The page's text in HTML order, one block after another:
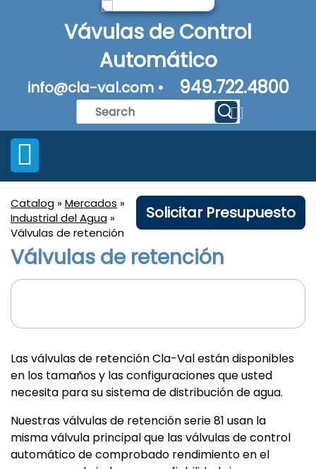
Vávulas de Control
Automático
info@cla-val.com • 949.722.4800
Solicitar Presupuesto
Catalog »Mercados »
Industrial del Agua »
Válvulas de retención
Válvulas de retención
Las válvulas de retención Cla-Val están disponibles
en los tamaños y las configuraciones que usted
necesita para su sistema de distribución de agua.
Nuestras válvulas de retención serie 81 usan la
misma válvula principal que las válvulas de control
automático de comprobado rendimiento en el